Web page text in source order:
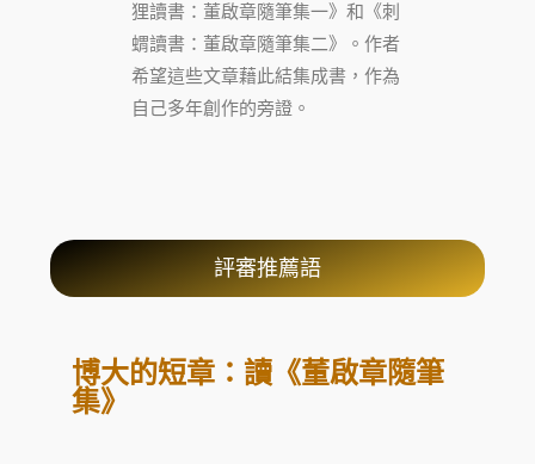
狸讀書：董啟章隨筆集一》和《刺
蝟讀書：董啟章隨筆集二》。作者
希望這些文章藉此結集成書，作為
自己多年創作的旁證。
評審推薦語
博大的短章：讀《董啟章隨筆
集》